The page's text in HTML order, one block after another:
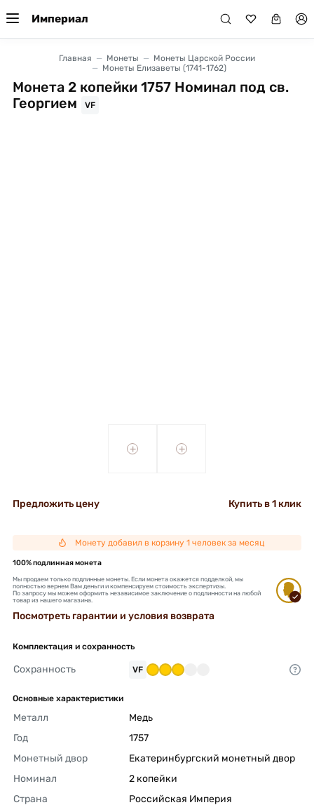
Империал
Главная Монеты
Монеты Царской России
Монеты Елизаветы (1741-1762)
Монета 2 копейки 1757 Номинал под св.
Георгием
VF
+ +
Предложить цену Купить в 1 клик
Монету добавил в корзину 1 человек за месяц
100% подлинная монета
Мы продаем только подлинные монеты. Если монета окажется подделкой, мы
полностью вернем Вам деньги и компенсируем стоимость экспертизы.
По запросу мы можем оформить независимое заключение о подлинности на любой
товар из нашего магазина.
Посмотреть гарантии и условия возврата
Комплектация и сохранность
Сохранность VF
Основные характеристики
Металл
Медь
Год
1757
Монетный двор
Екатеринбургский монетный двор
Номинал
2 копейки
Страна
Российская Империя